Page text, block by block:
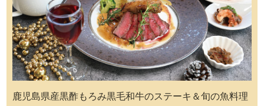
鹿児島県産黒酢もろみ黒毛和牛のステーキ＆旬の魚料理